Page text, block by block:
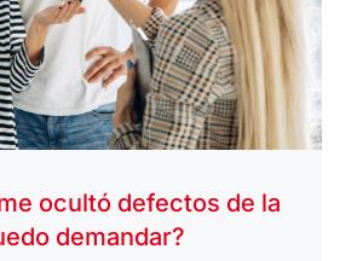
ocultó defectos de la
demandar?